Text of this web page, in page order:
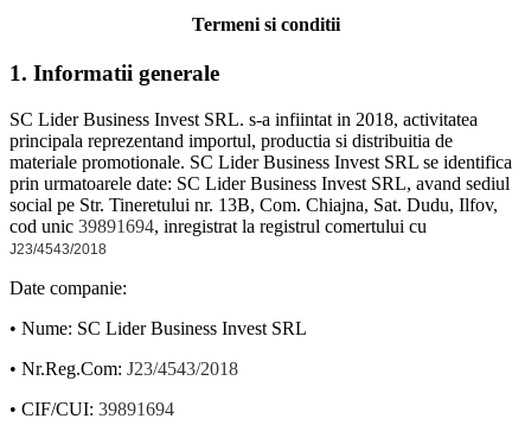
Termeni si conditii
1. Informatii generale
SC Lider Business Invest SRL. s-a infiintat in 2018, activitatea
principala reprezentand importul, productia si distribuitia de
materiale promotionale. SC Lider Business Invest SRL se identifica
prin urmatoarele date: SC Lider Business Invest SRL, avand sediul
social pe Str. Tineretului nr. 13B, Com. Chiajna, Sat. Dudu, Ilfov,
cod unic 39891694, inregistrat la registrul comertului cu
J23/4543/2018
Date companie:
• Nume: SC Lider Business Invest SRL
• Nr.Reg.Com: J23/4543/2018
• CIF/CUI: 39891694